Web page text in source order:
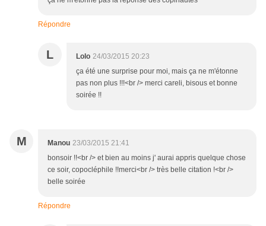
Répondre
L Lolo 24/03/2015 20:23
ça été une surprise pour moi, mais ça ne m'étonne
pas non plus !!!<br /> merci careli, bisous et bonne
soirée !!
M Manou 23/03/2015 21:41
bonsoir !!<br /> et bien au moins j' aurai appris quelque chose
ce soir, copocléphile !!merci<br /> très belle citation !<br />
belle soirée
Répondre